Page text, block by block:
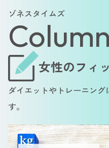
ゾネスタイムズ
Column
女性のフィ
ダイエットやトレーニン
す。